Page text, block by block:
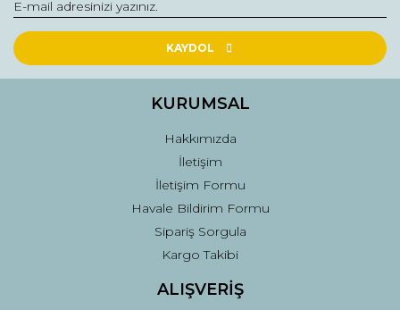
KAYDOL
KURUMSAL
Hakkımızda
İletişim
İletişim Formu
Havale Bildirim Formu
Sipariş Sorgula
Kargo Takibi
ALIŞVERİŞ